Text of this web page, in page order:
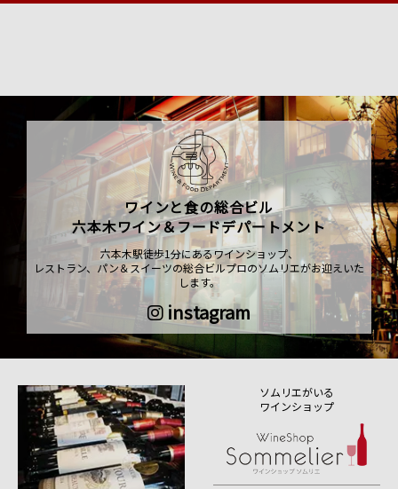
ワインと食の総合ビル
六本木ワイン＆フードデパートメント
六本木駅徒歩1分にあるワインショップ、
レストラン、パン＆スイーツの総合ビルプロのソムリエがお迎えいた
します。
instagram
ソムリエがいる
ワインショップ